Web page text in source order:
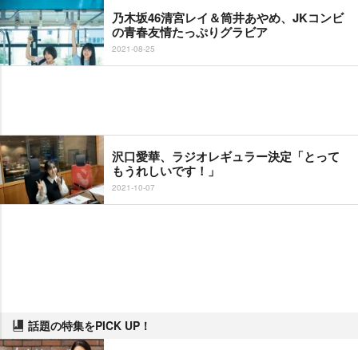
乃木坂46清宮レイ＆筒井あやめ、JKコンビ
の青春友情たっぷりグラビア
2021-08-25
沢口愛華、ラジオレギュラー決定「とって
もうれしいです！」
2021-10-07
話題の特集をPICK UP！